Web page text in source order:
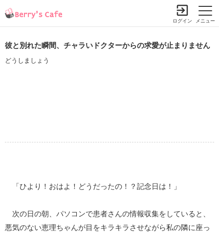
メニュー
ログイン
彼と別れた瞬間、チャラいドクターからの求愛が止まりません
どうしましょう
「ひより！おはよ！どうだったの！？記念日は！」
次の日の朝、パソコンで患者さんの情報収集をしていると、
悪気のない恵理ちゃんが目をキラキラさせながら私の隣に座っ